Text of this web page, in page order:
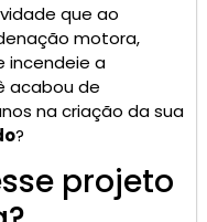
que ao
motora,
incendeie a
acabou de
na criação da sua
?
projeto